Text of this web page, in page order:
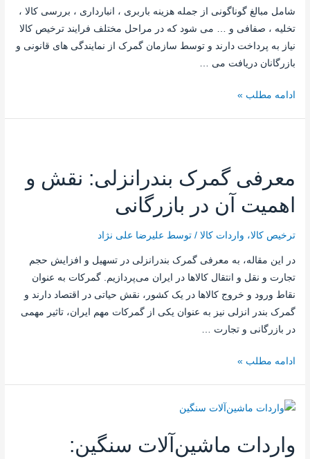
شامل مبالغ گوناگونی از جمله هزینه باربری ، انبارداری ، بررسی کالا ،
تخلیه ، صفافی و … می شود که در مراحل مختلف فرایند ترخیص کالا
نیاز به پرداخت دارند و توسط سازمان گمرک از نمایندگی های قانونی و
بازرگانان دریافت می …
ادامه مطلب »
معرفی گمرک بندرانزلی: نقش و
اهمیت آن در بازرگانی
ترخیص کالا، واردات کالا / توسط علیرضا علی نژاد
در این مقاله، به معرفی گمرک بندرانزلی در تسهیل و افزایش حجم
تجارت و نقل و انتقال کالاها در ایران می‌پردازیم. گمرکات به عنوان
نقاط ورود و خروج کالاها در یک کشور، نقش حیاتی در اقتصاد دارند و
گمرک بندر انزلی نیز به عنوان یکی از گمرکات مهم ایران، تاثیر مهمی
در بازرگانی و تجارت …
ادامه مطلب »
واردات ماشین‌آلات سنگین: